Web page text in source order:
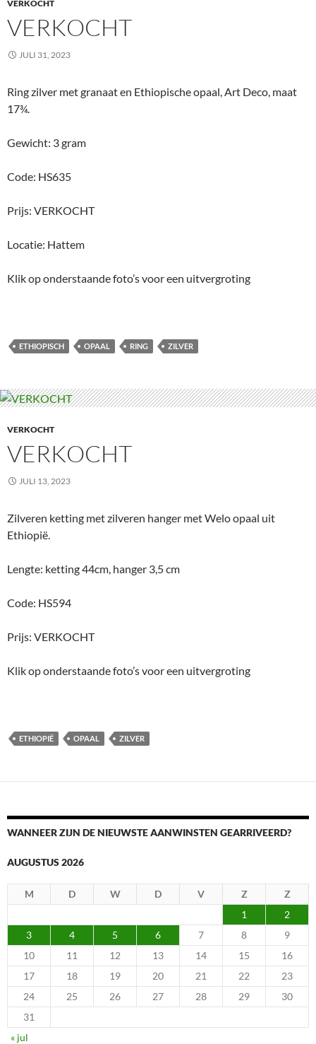
VERKOCHT
VERKOCHT
JULI 31, 2023
Ring zilver met granaat en Ethiopische opaal, Art Deco, maat
17¾.
Gewicht: 3 gram
Code: HS635
Prijs: VERKOCHT
Locatie: Hattem
Klik op onderstaande foto’s voor een uitvergroting
ETHIOPISCH OPAAL RING ZILVER
VERKOCHT
VERKOCHT
JULI 13, 2023
Zilveren ketting met zilveren hanger met Welo opaal uit
Ethiopië.
Lengte: ketting 44cm, hanger 3,5 cm
Code: HS594
Prijs: VERKOCHT
Klik op onderstaande foto’s voor een uitvergroting
ETHIOPIË OPAAL ZILVER
WANNEER ZIJN DE NIEUWSTE AANWINSTEN GEARRIVEERD?
AUGUSTUS 2026
M D W D V Z
Z
1
2
3
4 5 6 7 8
9
10
11 12 13 14 15
16
17
18 19 20 21 22
23
24
25 26 27 28 29
30
31
« jul